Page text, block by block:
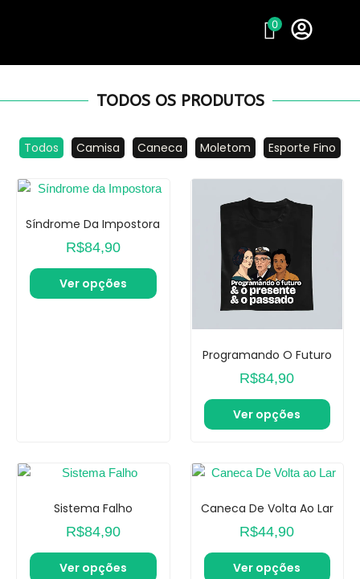
conteúdo
0
TODOS OS PRODUTOS
Todos Camisa Caneca Moletom Esporte Fino
Síndrome Da Impostora
R$84,90
Ver opções
Programando O Futuro
R$84,90
Ver opções
Sistema Falho
R$84,90
Ver opções
Caneca De Volta Ao Lar
R$44,90
Ver opções